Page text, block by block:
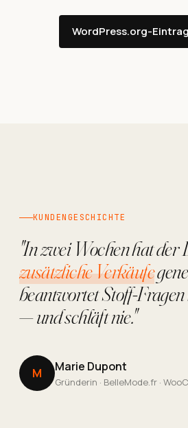
WordPress.org-
KUNDENGESCHICHTE
"In zwei Wochen hat der
zusätzliche Verkäufe
beantwortet Stoff-
— und schläft nie."
M Marie Dupont
Gründerin · BelleMode.fr ·